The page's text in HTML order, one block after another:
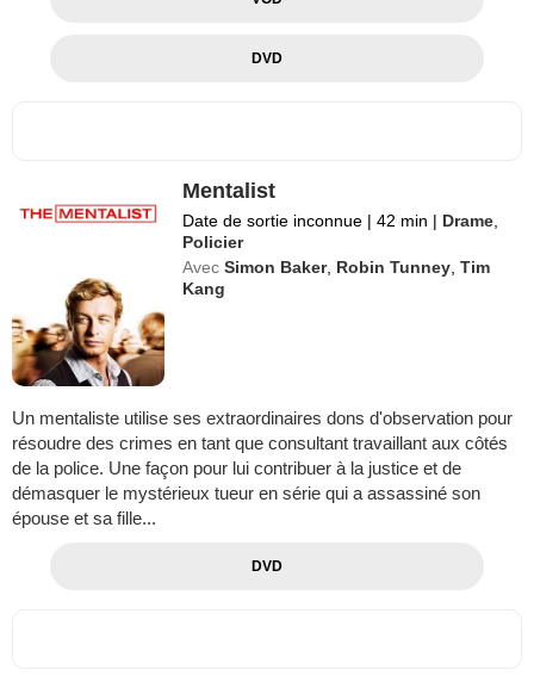
DVD
Mentalist
Date de sortie inconnue | 42 min | Drame,
Policier
Avec Simon Baker, Robin Tunney,Tim
Kang
Un mentaliste utilise ses extraordinaires dons d'observation pour
résoudre des crimes en tant que consultant travaillant aux côtés
de la police. Une façon pour lui contribuer à la justice et de
démasquer le mystérieux tueur en série qui a assassiné son
épouse et sa fille...
DVD